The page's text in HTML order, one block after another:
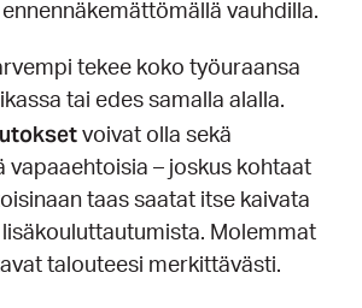
vauhdilla.
tekee koko työuraansa
tai edes samalla alalla.
voivat olla sekä
vapaaehtoisia – joskus kohtaat
taas saatat itse kaivata
Molemmat
talouteesi merkittävästi.